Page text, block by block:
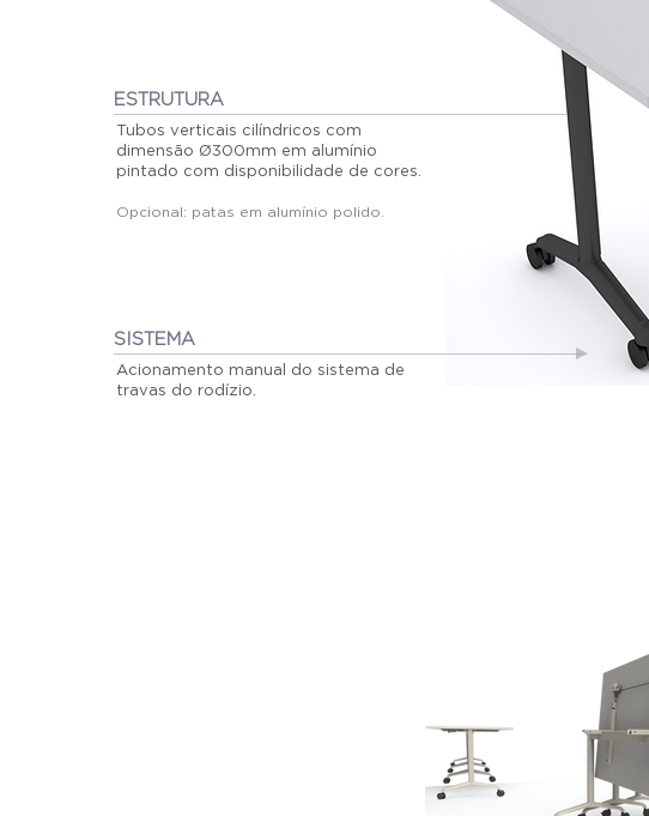
ESTRUTURA
Tubos verticais cilíndricos com
dimensão Ø300mm em alumínio
pintado com disponibilidade de cores.
Opcional: patas em alumínio polido.
SISTEMA
Acionamento manual do sistema de
travas do rodízio.